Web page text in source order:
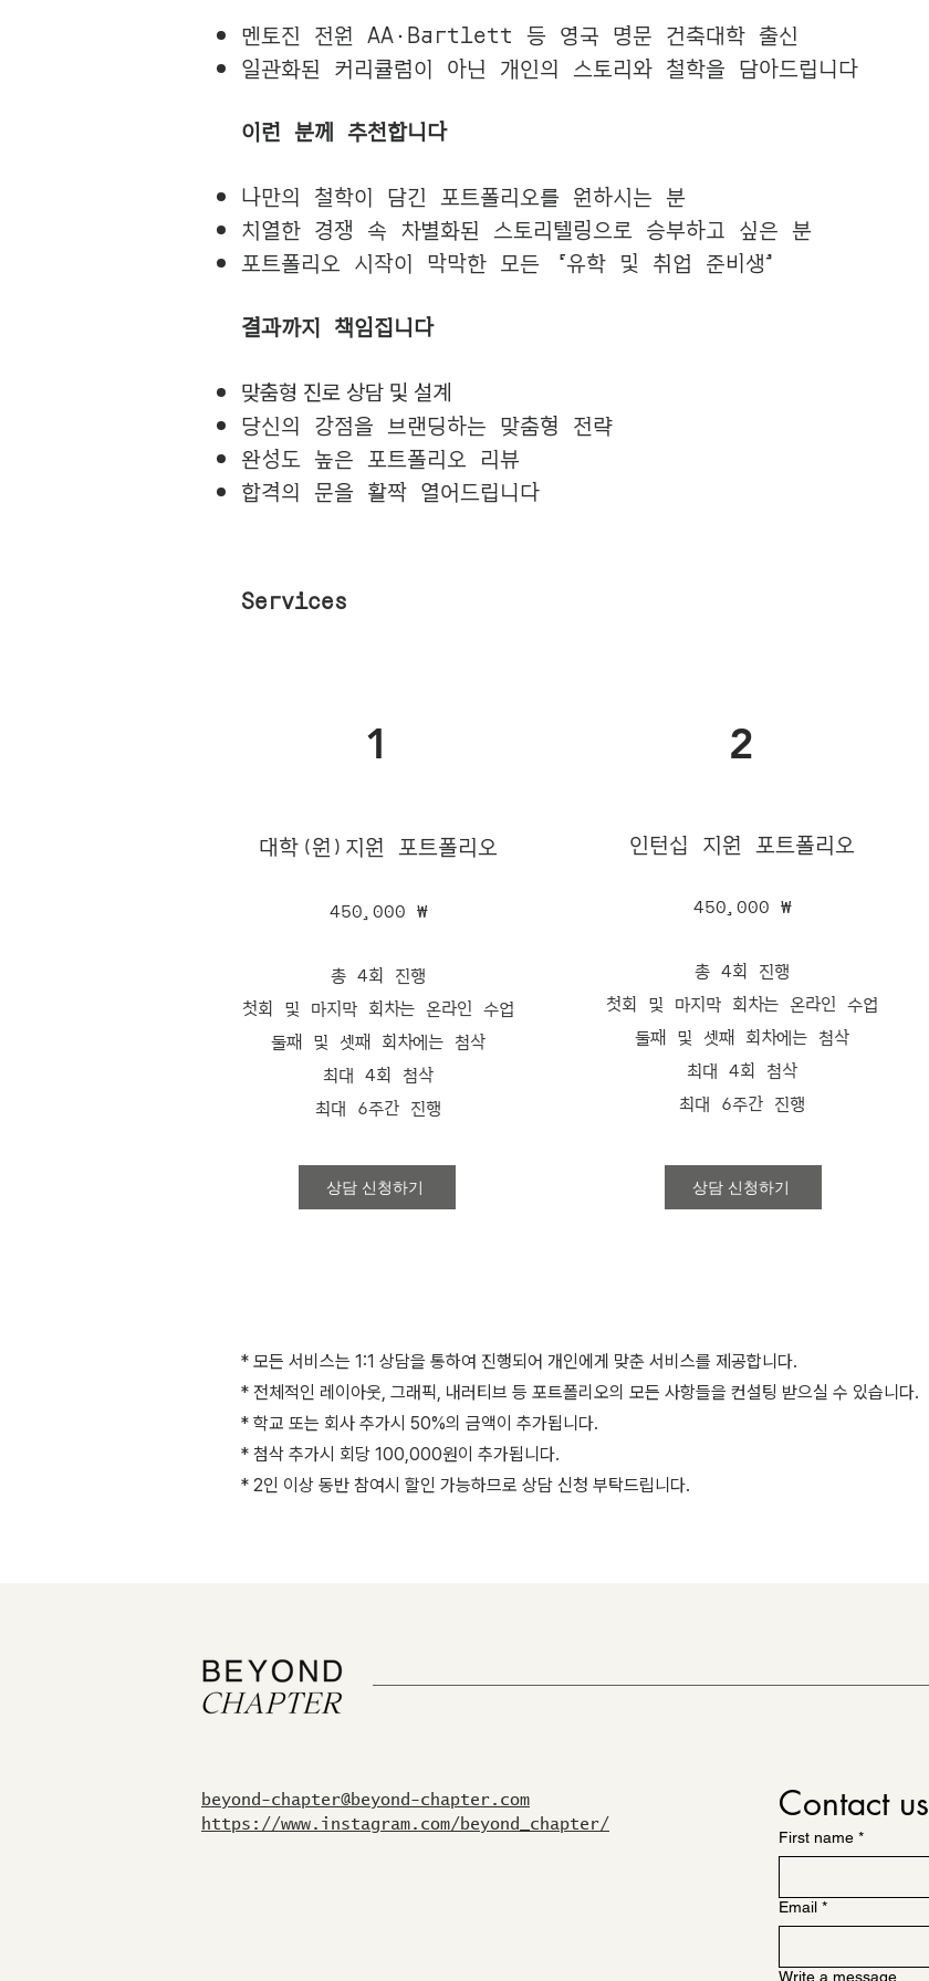
멘토진 전원 AA·Bartlett 등 영국 명문 건축대학 출신
일관화된 커리큘럼이 아닌 개인의 스토리와 철학을 담아드립니다
이런 분께 추천합니다
나만의 철학이 담긴 포트폴리오를 원하시는 분
치열한 경쟁 속 차별화된 스토리텔링으로 승부하고 싶은 분
포트폴리오 시작이 막막한 모든 ‘유학 및 취업 준비생’
결과까지 책임집니다
맞춤형 진로 상담 및 설계
당신의 강점을 브랜딩하는 맞춤형 전략
완성도 높은 포트폴리오 리뷰
합격의 문을 활짝 열어드립니다
Services
1
대학(원)지원 포트폴리오
450,000 ₩
총 4회 진행​
첫회 및 마지막 회차는 온라인 수업
둘째 및 셋째 회차에는 첨삭
최대 4회 첨삭
최대 6주간 진행
상담 신청하기
2
인턴십 지원 포트폴리오
450,000 ₩
총 4회 진행​
첫회 및 마지막 회차는 온라인 수업
둘째 및 셋째 회차에는 첨삭
최대 4회 첨삭
최대 6주간 진행
상담 신청하기
* 모든 서비스는 1:1 상담을 통하여 진행되어 개인에게 맞춘 서비스를 제공합니다.
* 전체적인 레이아웃, 그래픽, 내러티브 등 포트폴리오의 모든 사항들을 컨설팅 받으실 수 있습니다.
* 학교 또는 회사 추가시 50%의 금액이 추가됩니다.
* 첨삭 추가시 회당 100,000원이 추가됩니다.
* 2인 이상 동반 참여시 할인 가능하므로 상담 신청 부탁드립니다.
beyond-chapter@beyond-chapter.com
https://www.instagram.com/beyond_chapter/
Contact us
First name *
Email *
Write a message